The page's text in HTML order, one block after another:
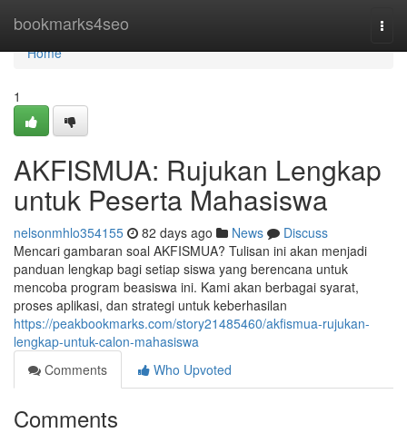
bookmarks4seo
Home
Home
1
AKFISMUA: Rujukan Lengkap
untuk Peserta Mahasiswa
nelsonmhlo354155 82 days ago News
Discuss
Mencari gambaran soal AKFISMUA? Tulisan ini akan menjadi
panduan lengkap bagi setiap siswa yang berencana untuk
mencoba program beasiswa ini. Kami akan berbagai syarat,
proses aplikasi, dan strategi untuk keberhasilan
https://peakbookmarks.com/story21485460/akfismua-rujukan-
lengkap-untuk-calon-mahasiswa
Comments
Who Upvoted
Comments